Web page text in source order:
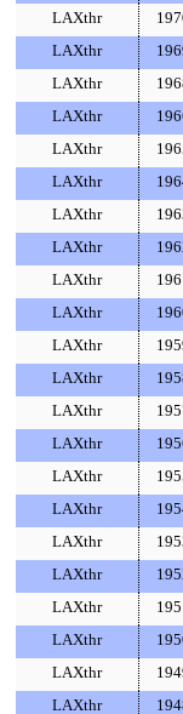
LAXthr
LAXthr
LAXthr
LAXthr
LAXthr
LAXthr
LAXthr
LAXthr
LAXthr
LAXthr
LAXthr
LAXthr
LAXthr
LAXthr
LAXthr
LAXthr
LAXthr
LAXthr
LAXthr
LAXthr
LAXthr
LAXthr